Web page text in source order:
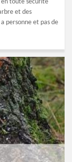
en toute sécurité
et des
personne et pas de